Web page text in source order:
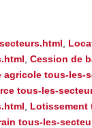
Cession de
agricole tous-les-
tous-les-
Lotissement
tous-les-